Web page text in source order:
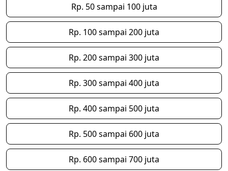
Rp. 50 sampai 100 juta
Rp. 100 sampai 200 juta
Rp. 200 sampai 300 juta
Rp. 300 sampai 400 juta
Rp. 400 sampai 500 juta
Rp. 500 sampai 600 juta
Rp. 600 sampai 700 juta